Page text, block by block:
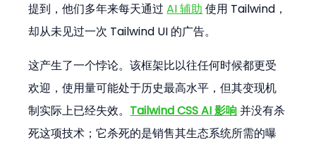
提到，他们多年来每天通过 AI 辅助 使用 Tailwind，
却从未见过一次 Tailwind UI 的广告。
这产生了一个悖论。该框架比以往任何时候都更受
欢迎，使用量可能处于历史最高水平，但其变现机
制实际上已经失效。 Tailwind CSS AI 影响 并没有杀
死这项技术；它杀死的是销售其生态系统所需的曝